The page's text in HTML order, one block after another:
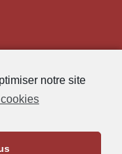
notre site